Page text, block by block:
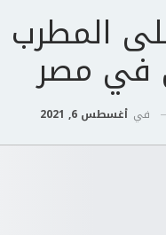
في مصر
في أغسطس 6, 2021